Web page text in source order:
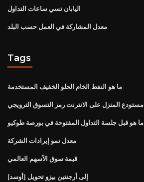
اليابان تسي ساعات التداول
معدل المشاركة في العمل حسب البلد
Tags
ما هو النفط الخام الحلو الخفيف المستخدمة
مستودع المنزل على الانترنت رمز التسوق الترويجي
ما هو قبل جلسة التداول المفتوحة في بورصة طوكيو
معدل نمو إيرادات الشركة
قيمة سوق الأسهم العالمي
[أوسد] إلى أرجنتين بيزو تحويل